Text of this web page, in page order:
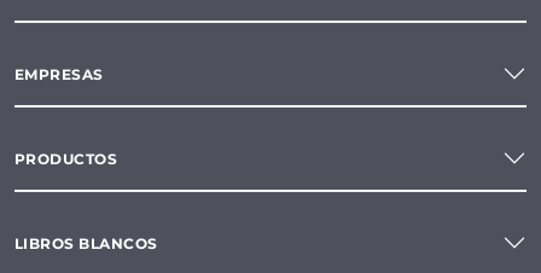
EMPRESAS
PRODUCTOS
LIBROS BLANCOS